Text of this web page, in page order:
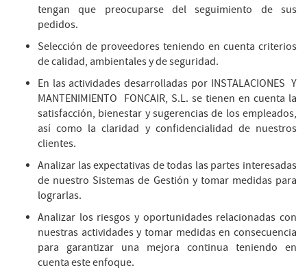
tengan que preocuparse del seguimiento de sus
pedidos.
Selección de proveedores teniendo en cuenta criterios
de calidad, ambientales y de seguridad.
En las actividades desarrolladas por INSTALACIONES Y
MANTENIMIENTO FONCAIR, S.L. se tienen en cuenta la
satisfacción, bienestar y sugerencias de los empleados,
así como la claridad y confidencialidad de nuestros
clientes.
Analizar las expectativas de todas las partes interesadas
de nuestro Sistemas de Gestión y tomar medidas para
lograrlas.
Analizar los riesgos y oportunidades relacionadas con
nuestras actividades y tomar medidas en consecuencia
para garantizar una mejora continua teniendo en
cuenta este enfoque.